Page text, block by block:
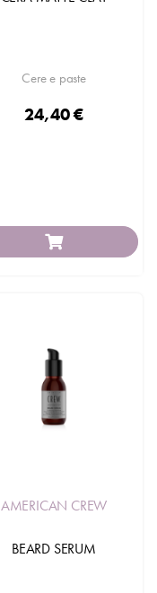
Cere e paste
24,40 €
AMERICAN CREW
BEARD SERUM